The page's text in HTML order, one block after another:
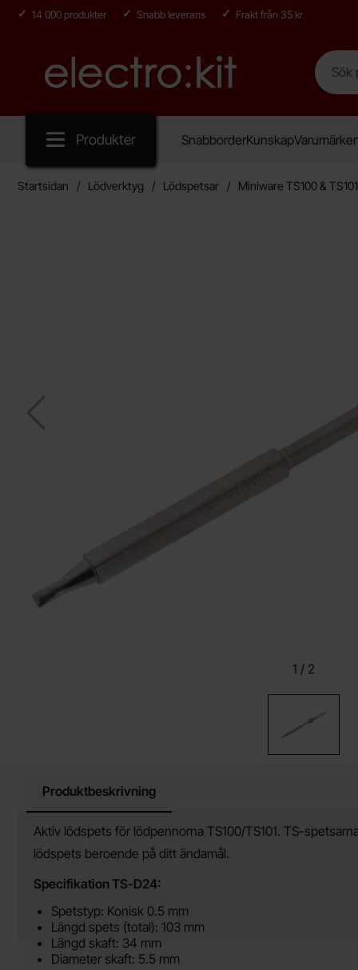
14 000 produkter Snabb leverans Frakt från 35 kr
Startsidan för Electro:kit
Sök
Sök på
Produkter SnabborderKunskap
Startsidan Lödverktyg Lödspetsar Miniware TS100 & TS101
1 / 2
Produktbeskrivning
Produktbeskrivning
Aktiv lödspets för lödpennorna TS100/TS101. TS-
lödspets beroende på ditt ändamål.
Specifikation TS-D24:
Spetstyp: Konisk 0.5 mm
Längd spets (total): 103 mm
Längd skaft: 34 mm
Diameter skaft: 5.5 mm